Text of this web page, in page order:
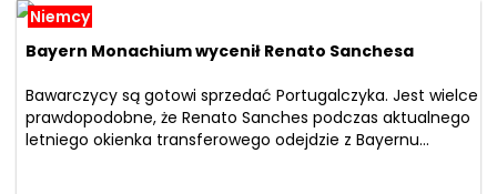
Niemcy
Bayern Monachium wycenił Renato Sanchesa
Bawarczycy są gotowi sprzedać Portugalczyka. Jest wielce
prawdopodobne, że Renato Sanches podczas aktualnego
letniego okienka transferowego odejdzie z Bayernu...